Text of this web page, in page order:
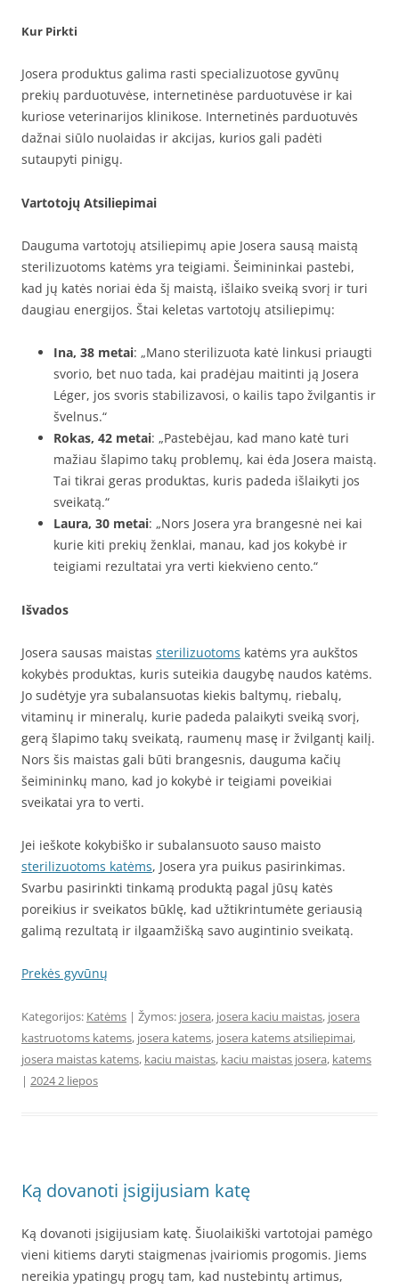
Kur Pirkti
Josera produktus galima rasti specializuotose gyvūnų
prekių parduotuvėse, internetinėse parduotuvėse ir kai
kuriose veterinarijos klinikose. Internetinės parduotuvės
dažnai siūlo nuolaidas ir akcijas, kurios gali padėti
sutaupyti pinigų.
Vartotojų Atsiliepimai
Dauguma vartotojų atsiliepimų apie Josera sausą maistą
sterilizuotoms katėms yra teigiami. Šeimininkai pastebi,
kad jų katės noriai ėda šį maistą, išlaiko sveiką svorį ir turi
daugiau energijos. Štai keletas vartotojų atsiliepimų:
Ina, 38 metai: „Mano sterilizuota katė linkusi priaugti
svorio, bet nuo tada, kai pradėjau maitinti ją Josera
Léger, jos svoris stabilizavosi, o kailis tapo žvilgantis ir
švelnus.“
Rokas, 42 metai: „Pastebėjau, kad mano katė turi
mažiau šlapimo takų problemų, kai ėda Josera maistą.
Tai tikrai geras produktas, kuris padeda išlaikyti jos
sveikatą.“
Laura, 30 metai: „Nors Josera yra brangesnė nei kai
kurie kiti prekių ženklai, manau, kad jos kokybė ir
teigiami rezultatai yra verti kiekvieno cento.“
Išvados
Josera sausas maistas sterilizuotoms katėms yra aukštos
kokybės produktas, kuris suteikia daugybę naudos katėms.
Jo sudėtyje yra subalansuotas kiekis baltymų, riebalų,
vitaminų ir mineralų, kurie padeda palaikyti sveiką svorį,
gerą šlapimo takų sveikatą, raumenų masę ir žvilgantį kailį.
Nors šis maistas gali būti brangesnis, dauguma kačių
šeimininkų mano, kad jo kokybė ir teigiami poveikiai
sveikatai yra to verti.
Jei ieškote kokybiško ir subalansuoto sauso maisto
sterilizuotoms katėms, Josera yra puikus pasirinkimas.
Svarbu pasirinkti tinkamą produktą pagal jūsų katės
poreikius ir sveikatos būklę, kad užtikrintumėte geriausią
galimą rezultatą ir ilgaamžišką savo augintinio sveikatą.
Prekės gyvūnų
Kategorijos: Katėms | Žymos: josera, josera kaciu maistas, josera
kastruotoms katems, josera katems, josera katems atsiliepimai,
josera maistas katems, kaciu maistas, kaciu maistas josera, katems
| 2024 2 liepos
Ką dovanoti įsigijusiam katę
Ką dovanoti įsigijusiam katę. Šiuolaikiški vartotojai pamėgo
vieni kitiems daryti staigmenas įvairiomis progomis. Jiems
nereikia ypatingų progų tam, kad nustebintų artimus,